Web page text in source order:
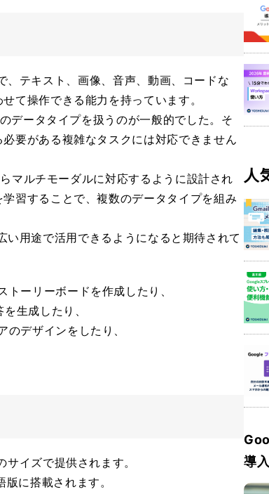
テキスト、画像、音声、動画、コードな
て操作できる能力を持っています。
データタイプを扱うのが一般的でした。そ
要がある複雑なタスクには対応できません
マルチモーダルに対応するように設計され
習することで、複数のデータタイプを組み
用途で活用できるようになると期待されて
ーリーボードを作成したり、
生成したり、
デザインをしたり、
イズで提供されます。
に搭載されます。
人
導